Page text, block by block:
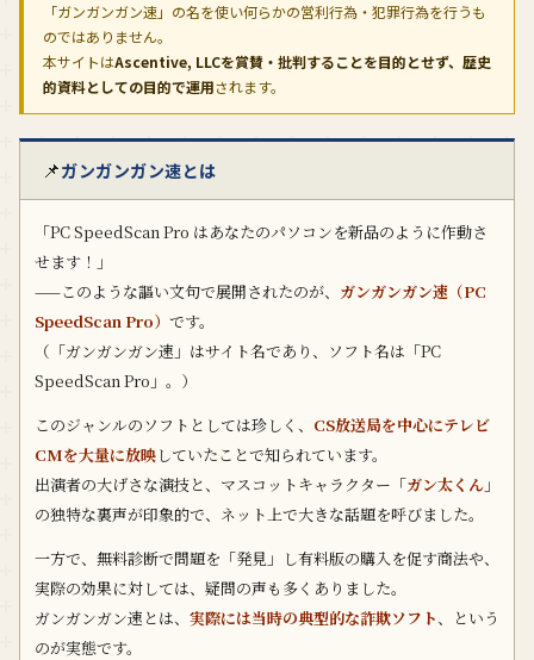
「ガンガンガン速」の名を使い何らかの営利行為・犯罪行為を行うも
のではありません。
本サイトはAscentive, LLCを賞賛・批判することを目的とせず、歴史
的資料としての目的で運用されます。
📌ガンガンガン速とは
「PC SpeedScan Pro はあなたのパソコンを新品のように作動さ
せます！」
——このような謳い文句で展開されたのが、 ガンガンガン速（PC
SpeedScan Pro） です。
（「ガンガンガン速」はサイト名であり、ソフト名は「PC
SpeedScan Pro」。）
このジャンルのソフトとしては珍しく、 CS放送局を中心にテレビ
CMを大量に放映していたことで知られています。
出演者の大げさな演技と、マスコットキャラクター「ガン太くん 」
の独特な裏声が印象的で、ネット上で大きな話題を呼びました。
一方で、無料診断で問題を「発見」し有料版の購入を促す商法や、
実際の効果に対しては、疑問の声も多くありました。
ガンガンガン速とは、 実際には当時の典型的な詐欺ソフト、という
のが実態です。